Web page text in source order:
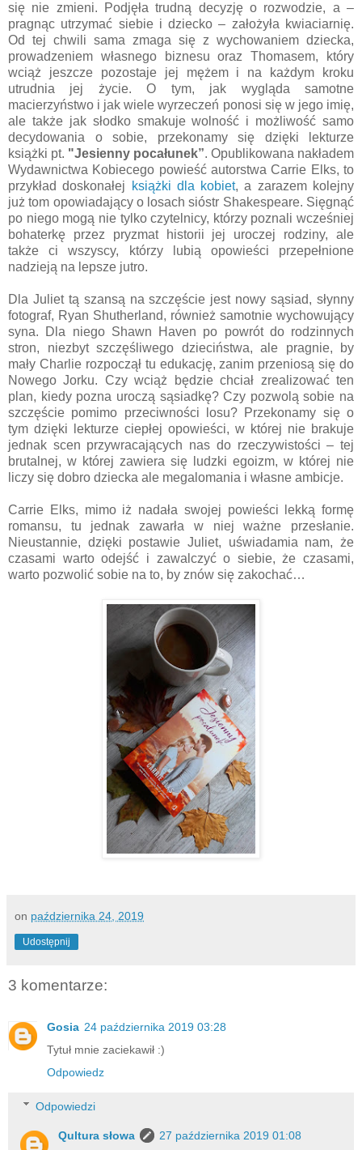
się nie zmieni. Podjęła trudną decyzję o rozwodzie, a –
pragnąc utrzymać siebie i dziecko – założyła kwiaciarnię.
Od tej chwili sama zmaga się z wychowaniem dziecka,
prowadzeniem własnego biznesu oraz Thomasem, który
wciąż jeszcze pozostaje jej mężem i na każdym kroku
utrudnia jej życie. O tym, jak wygląda samotne
macierzyństwo i jak wiele wyrzeczeń ponosi się w jego imię,
ale także jak słodko smakuje wolność i możliwość samo
decydowania o sobie, przekonamy się dzięki lekturze
książki pt. "Jesienny pocałunek”. Opublikowana nakładem
Wydawnictwa Kobiecego powieść autorstwa Carrie Elks, to
przykład doskonałej
książki dla kobiet, a zarazem kolejny
już tom opowiadający o losach sióstr Shakespeare. Sięgnąć
po niego mogą nie tylko czytelnicy, którzy poznali wcześniej
bohaterkę przez pryzmat historii jej uroczej rodziny, ale
także ci wszyscy, którzy lubią opowieści przepełnione
nadzieją na lepsze jutro.
Dla Juliet tą szansą na szczęście jest nowy sąsiad, słynny
fotograf, Ryan Shutherland, również samotnie wychowujący
syna. Dla niego Shawn Haven po powrót do rodzinnych
stron, niezbyt szczęśliwego dzieciństwa, ale pragnie, by
mały Charlie rozpoczął tu edukację, zanim przeniosą się do
Nowego Jorku. Czy wciąż będzie chciał zrealizować ten
plan, kiedy pozna uroczą sąsiadkę? Czy pozwolą sobie na
szczęście pomimo przeciwności losu? Przekonamy się o
tym dzięki lekturze ciepłej opowieści, w której nie brakuje
jednak scen przywracających nas do rzeczywistości – tej
brutalnej, w której zawiera się ludzki egoizm, w której nie
liczy się dobro dziecka ale megalomania i własne ambicje.
Carrie Elks, mimo iż nadała swojej powieści lekką formę
romansu, tu jednak zawarła w niej ważne przesłanie.
Nieustannie, dzięki postawie Juliet, uświadamia nam, że
czasami warto odejść i zawalczyć o siebie, że czasami,
warto pozwolić sobie na to, by znów się zakochać…
on października 24, 2019
Udostępnij
3 komentarze:
Gosia 24 października 2019 03:28
Tytuł mnie zaciekawił :)
Odpowiedz
Odpowiedzi
Qultura słowa
27 października 2019 01:08